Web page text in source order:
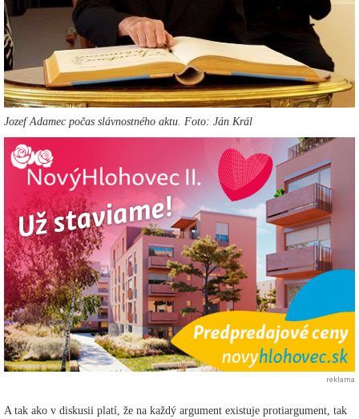
Jozef Adamec počas slávnostného aktu. Foto: Ján Král
reklama
A tak ako v diskusii platí, že na každý argument existuje protiargument, tak